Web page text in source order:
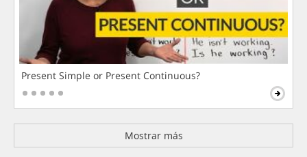
Present Simple or Present Continuous?
Mostrar más